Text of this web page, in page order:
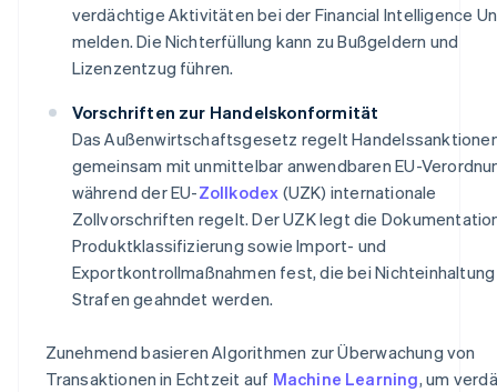
verdächtige Aktivitäten bei der Financial Intelligence
melden. Die Nichterfüllung kann zu Bußgeldern und
Lizenzentzug führen.
Vorschriften zur Handelskonformität
Das Außenwirtschaftsgesetz regelt
gemeinsam mit unmittelbar anwendbaren EU-
während der EU-Zollkodex (UZK) internationale
Zollvorschriften regelt. Der UZK legt die
Produktklassifizierung sowie Import- und
Exportkontrollmaßnahmen fest, die bei
Strafen geahndet werden.
Zunehmend basieren Algorithmen zur Überwachung von
Transaktionen in Echtzeit auf Machine Learning, um